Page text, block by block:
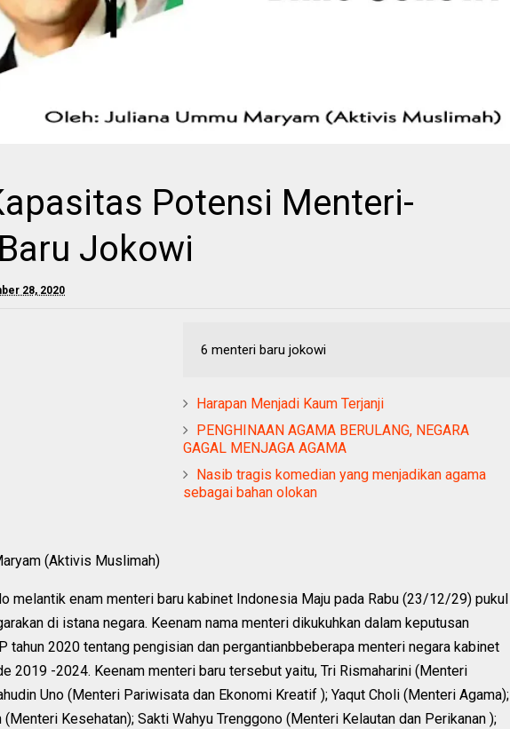
Potensi Menteri-
Jokowi
28, 2020
6 menteri baru jokowi
Harapan Menjadi Kaum Terjanji
PENGHINAAN AGAMA BERULANG, NEGARA
GAGAL MENJAGA AGAMA
Nasib tragis komedian yang menjadikan agama
sebagai bahan olokan
(Aktivis Muslimah)
melantik enam menteri baru kabinet Indonesia Maju pada Rabu (23/12/29) pukul
di istana negara. Keenam nama menteri dikukuhkan dalam keputusan
tahun 2020 tentang pengisian dan pergantianbbeberapa menteri negara kabinet
2019 -2024. Keenam menteri baru tersebut yaitu, Tri Rismaharini (Menteri
Uno (Menteri Pariwisata dan Ekonomi Kreatif ); Yaqut Choli (Menteri Agama);
(Menteri Kesehatan); Sakti Wahyu Trenggono (Menteri Kelautan dan Perikanan );